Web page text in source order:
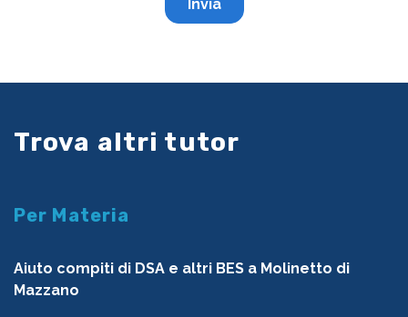
Trova altri tutor
Per Materia
Aiuto compiti di DSA e altri BES a Molinetto di
Mazzano